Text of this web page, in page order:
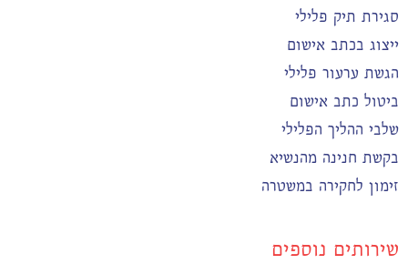
סגירת תיק פלילי
ייצוג בכתב אישום
הגשת ערעור פלילי
ביטול כתב אישום
שלבי ההליך הפלילי
בקשת חנינה מהנשיא
זימון לחקירה במשטרה
שירותים נוספים